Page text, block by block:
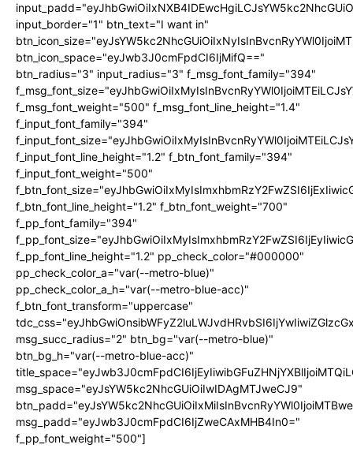
input_border="1" btn_text="I want in"
btn_icon_space="eyJwb3J0cmFpdCI6IjMifQ=="
btn_radius="3" input_radius="3" f_msg_font_family="394"
f_msg_font_weight="500" f_msg_font_line_height="1.4"
f_input_font_family="394"
f_input_font_line_height="1.2" f_btn_font_family="394"
f_input_font_weight="500"
f_btn_font_line_height="1.2" f_btn_font_weight="700"
f_pp_font_family="394"
f_pp_font_line_height="1.2" pp_check_color="#000000"
pp_check_color_a="var(--metro-blue)"
pp_check_color_a_h="var(--metro-blue-acc)"
f_btn_font_transform="uppercase"
msg_succ_radius="2" btn_bg="var(--metro-blue)"
btn_bg_h="var(--metro-blue-acc)"
msg_space="eyJsYW5kc2NhcGUiOiIwIDAgMTJweCJ9"
msg_padd="eyJwb3J0cmFpdCI6IjZweCAxMHB4In0="
f_pp_font_weight="500"]